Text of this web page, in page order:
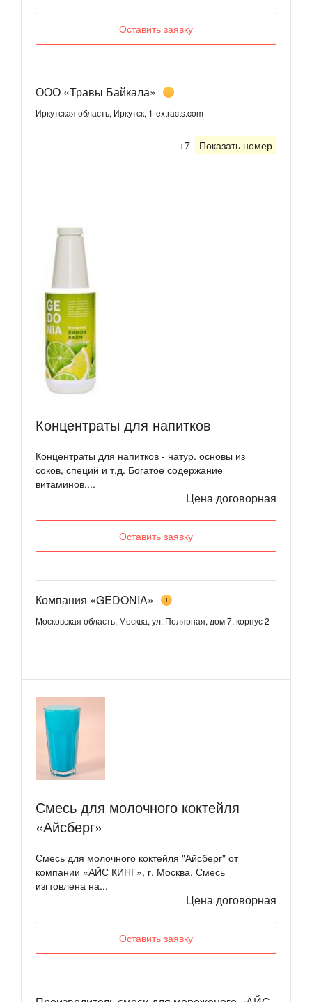
Оставить заявку
ООО «Травы Байкала» 1
Иркутская область, Иркутск, 1-extracts.com
+7 Показать номер
Концентраты для напитков
Концентраты для напитков - натур. основы из
соков, специй и т.д. Богатое содержание
витаминов....
Цена договорная
Оставить заявку
Компания «GEDONIA» 1
Московская область, Москва, ул. Полярная, дом 7, корпус 2
Смесь для молочного коктейля
«Айсберг»
Смесь для молочного коктейля "Айсберг" от
компании «АЙС КИНГ», г. Москва. Смесь
изгтовлена на...
Цена договорная
Оставить заявку